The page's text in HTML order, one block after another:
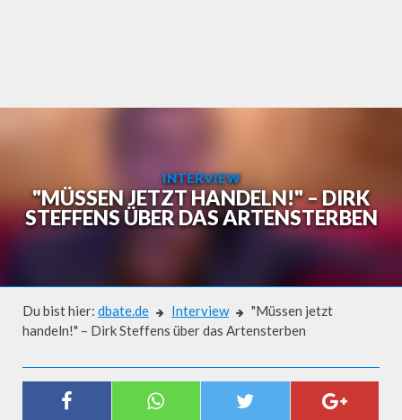
INTERVIEW
"MÜSSEN JETZT HANDELN!" – DIRK
STEFFENS ÜBER DAS ARTENSTERBEN
Du bist hier: dbate.de Interview
"Müssen jetzt
handeln!" – Dirk Steffens über das Artensterben
"MÜSSEN JETZT HANDELN!" –
DIRK STEFFENS ÜBER DAS